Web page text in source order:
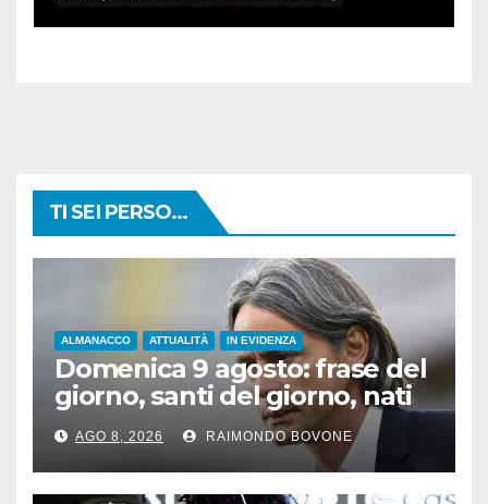
TI SEI PERSO...
ALMANACCO ATTUALITÀ IN EVIDENZA
Domenica 9 agosto: frase del
giorno, santi del giorno, nati
famosi, accadde oggi
AGO 8, 2026 RAIMONDO BOVONE